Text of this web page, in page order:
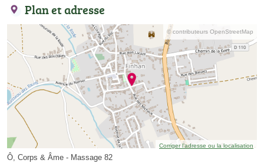
Plan et adresse
© contributeurs OpenStreetMap
Corriger l’adresse ou la localisation
Ô, Corps & Âme - Massage 82